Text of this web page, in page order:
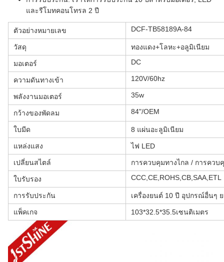
และรีโมทคอนโทรล 2 ปี
ตัวอย่างหมายเลข DCF-TB58189A-84
วัสดุ ทองแดง+โลหะ+อลูมิเนียม
มอเตอร์ DC
ความดันทางเข้า 120V/60hz
พลังงานมอเตอร์ 35w
กว้างของพัดลม 84"/OEM
ใบมีด 8 แผ่นอะลูมิเนียม
แหล่งแสง ไฟ LED
เปลี่ยนสไตล์ การควบคุมทางไกล / การควบ
ใบรับรอง CCC,CE,ROHS,CB,SAA,ETL
การรับประกัน เครื่องยนต์ 10 ปี อุปกรณ์อื่นๆ
แพ็คเกจ 103*32.5*35.5เซนติเมตร